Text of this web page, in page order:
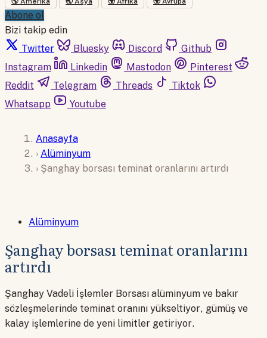
Abone ol
Bizi takip edin
Twitter
Bluesky Discord
Github
Instagram
Linkedin Mastodon
Pinterest
Reddit
Telegram Threads
Tiktok
Whatsapp
Youtube
Anasayfa
› Alüminyum
› Şanghay borsası teminat oranlarını artırdı
Alüminyum
Şanghay borsası teminat oranlarını
artırdı
Şanghay Vadeli İşlemler Borsası alüminyum ve bakır
sözleşmelerinde teminat oranını yükseltiyor, gümüş ve
kalay işlemlerine de yeni limitler getiriyor.